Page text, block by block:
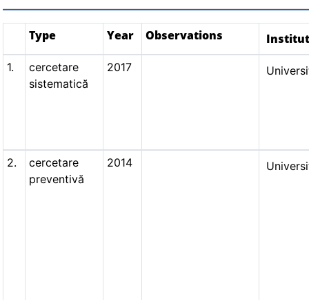
Type Year Observations
1.
cercetare
sistematică
2017
2.
cercetare
preventivă
2014